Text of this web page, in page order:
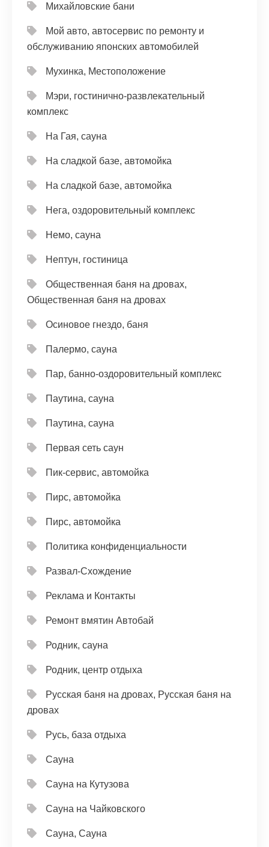
Михайловские бани
Мой авто, автосервис по ремонту и
обслуживанию японских автомобилей
Мухинка, Местоположение
Мэри, гостинично-развлекательный
комплекс
На Гая, сауна
На сладкой базе, автомойка
На сладкой базе, автомойка
Нега, оздоровительный комплекс
Немо, сауна
Нептун, гостиница
Общественная баня на дровах,
Общественная баня на дровах
Осиновое гнездо, баня
Палермо, сауна
Пар, банно-оздоровительный комплекс
Паутина, сауна
Паутина, сауна
Первая сеть саун
Пик-сервис, автомойка
Пирс, автомойка
Пирс, автомойка
Политика конфиденциальности
Развал-Схождение
Реклама и Контакты
Ремонт вмятин Автобай
Родник, сауна
Родник, центр отдыха
Русская баня на дровах, Русская баня на
дровах
Русь, база отдыха
Сауна
Сауна на Кутузова
Сауна на Чайковского
Сауна, Сауна